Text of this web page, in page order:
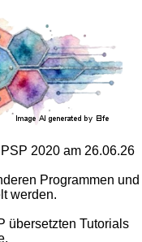
2020 am 26.06.26
Programmen und
werden.
übersetzten Tutorials